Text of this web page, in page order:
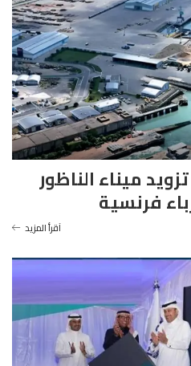
تزويد ميناء الناظور
فرنسية
آقرأ المزيد